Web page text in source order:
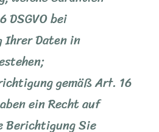
DSGVO bei
Daten in
gemäß Art. 16
ein Recht auf
Berichtigung Sie